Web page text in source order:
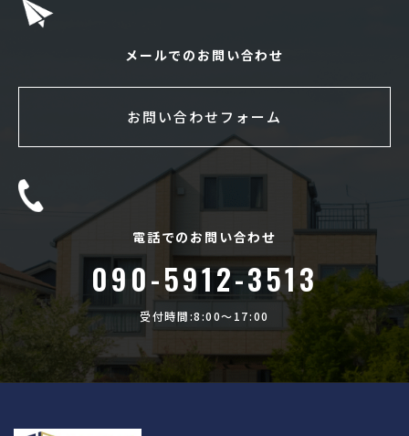
メールでのお問い合わせ
お問い合わせフォーム
電話でのお問い合わせ
090-5912-3513
受付時間:8:00〜17:00